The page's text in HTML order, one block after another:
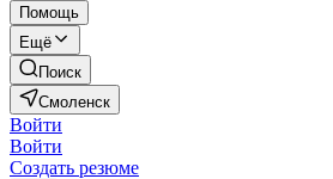
Помощь
Ещё
Поиск
Смоленск
Войти
Войти
Создать резюме